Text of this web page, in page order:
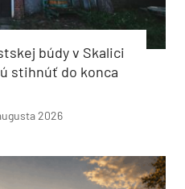
búdy v Skalici
stihnúť do konca
2026